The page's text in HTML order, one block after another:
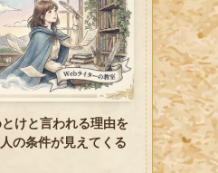
けと言われる理由を
の条件が見えてくる